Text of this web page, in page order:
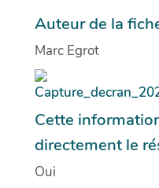
Auteur de la
Marc Egrot
Cette
directement le
Oui